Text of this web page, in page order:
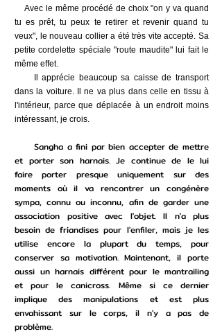
Avec le même procédé de choix "on y va quand
tu es prêt, tu peux te retirer et revenir quand tu
veux", le nouveau collier a été très vite accepté. Sa
petite cordelette spéciale "route maudite" lui fait le
même effet.
Il apprécie beaucoup sa caisse de transport
dans la voiture. Il ne va plus dans celle en tissu à
l'intérieur, parce que déplacée à un endroit moins
intéressant, je crois.
Sangha a fini par bien accepter de mettre
et porter son harnais. Je continue de le lui
faire porter presque uniquement sur des
moments où il va rencontrer un congénère
sympa, connu ou inconnu, afin de garder une
association positive avec l'objet. Il n'a plus
besoin de friandises pour l'enfiler, mais je les
utilise encore la plupart du temps, pour
conserver sa motivation. Maintenant, il porte
aussi un harnais différent pour le mantrailing
et pour le canicross. Même si ce dernier
implique des manipulations et est plus
envahissant sur le corps, il n'y a pas de
problème.